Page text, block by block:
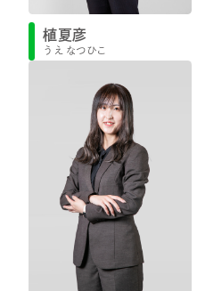
植夏彦
うえ なつひこ